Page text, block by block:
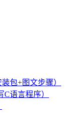
包+图文步骤）
语言程序）